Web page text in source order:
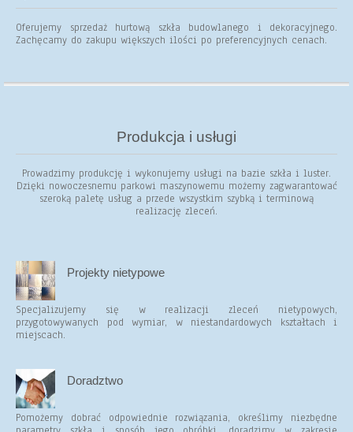
Oferujemy sprzedaż hurtową szkła budowlanego i dekoracyjnego.
Zachęcamy do zakupu większych ilości po preferencyjnych cenach.
Produkcja i usługi
Prowadzimy produkcję i wykonujemy usługi na bazie szkła i luster.
Dzięki nowoczesnemu parkowi maszynowemu możemy zagwarantować
szeroką paletę usług a przede wszystkim szybką i terminową
realizację zleceń.
Projekty nietypowe
Specjalizujemy się w realizacji zleceń nietypowych,
przygotowywanych pod wymiar, w niestandardowych kształtach i
miejscach.
Doradztwo
Pomożemy dobrać odpowiednie rozwiązania, określimy niezbędne